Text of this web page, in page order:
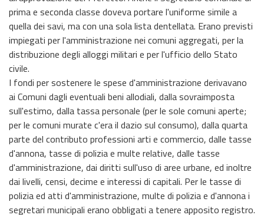
prima e seconda classe doveva portare l'uniforme simile a
quella dei savi, ma con una sola lista dentellata. Erano previsti
impiegati per l'amministrazione nei comuni aggregati, per la
distribuzione degli alloggi militari e per l'ufficio dello Stato
civile.
I fondi per sostenere le spese d'amministrazione derivavano
ai Comuni dagli eventuali beni allodiali, dalla sovraimposta
sull'estimo, dalla tassa personale (per le sole comuni aperte;
per le comuni murate c'era il dazio sul consumo), dalla quarta
parte del contributo professioni arti e commercio, dalle tasse
d'annona, tasse di polizia e multe relative, dalle tasse
d'amministrazione, dai diritti sull'uso di aree urbane, ed inoltre
dai livelli, censi, decime e interessi di capitali. Per le tasse di
polizia ed atti d'amministrazione, multe di polizia e d'annona i
segretari municipali erano obbligati a tenere apposito registro.